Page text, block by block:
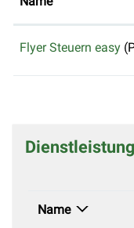
Flyer Steuern easy
Name